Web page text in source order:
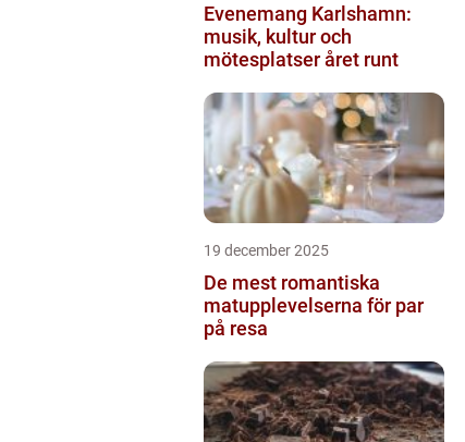
Evenemang Karlshamn:
musik, kultur och
mötesplatser året runt
19 december 2025
De mest romantiska
matupplevelserna för par
på resa